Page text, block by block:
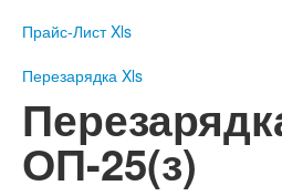
Перезарядка ОВП
Доставка
Оплата
Гарантии
Прайс-Лист Xls
Перезарядка Xls
ОП-25(з)